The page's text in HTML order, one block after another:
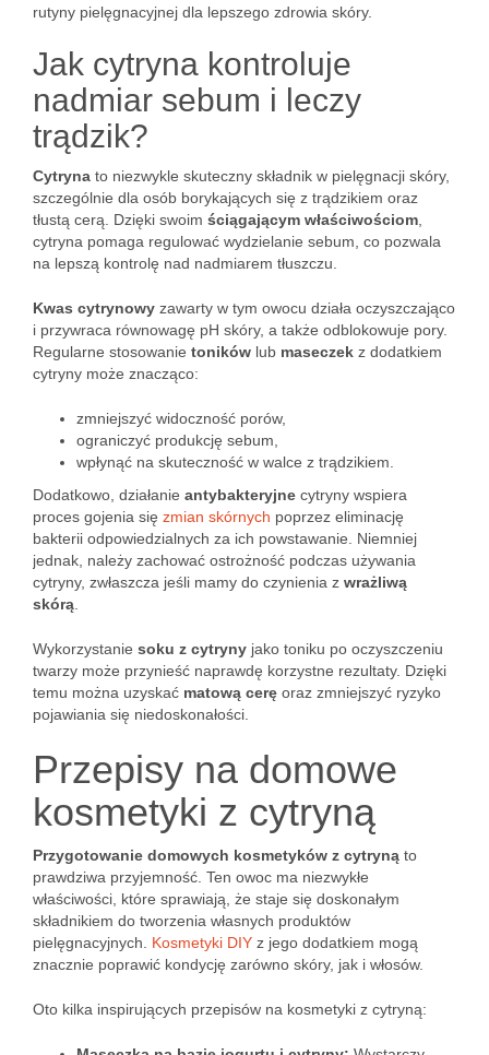
rutyny pielęgnacyjnej dla lepszego zdrowia skóry.
Jak cytryna kontroluje
nadmiar sebum i leczy
trądzik?
Cytryna to niezwykle skuteczny składnik w pielęgnacji skóry,
szczególnie dla osób borykających się z trądzikiem oraz
tłustą cerą. Dzięki swoim ściągającym właściwościom
cytryna pomaga regulować wydzielanie sebum, co pozwala
na lepszą kontrolę nad nadmiarem tłuszczu.
Kwas cytrynowy zawarty w tym owocu działa oczyszczająco
i przywraca równowagę pH skóry, a także odblokowuje pory.
Regularne stosowanie toników lub maseczek z dodatkiem
cytryny może znacząco:
zmniejszyć widoczność porów,
ograniczyć produkcję sebum,
wpłynąć na skuteczność w walce z trądzikiem.
Dodatkowo, działanie antybakteryjne cytryny wspiera
proces gojenia się zmian skórnych poprzez eliminację
bakterii odpowiedzialnych za ich powstawanie. Niemniej
jednak, należy zachować ostrożność podczas używania
cytryny, zwłaszcza jeśli mamy do czynienia z wrażliwą
skórą
Wykorzystanie soku z cytryny jako toniku po oczyszczeniu
twarzy może przynieść naprawdę korzystne rezultaty. Dzięki
temu można uzyskać matową cerę oraz zmniejszyć ryzyko
pojawiania się niedoskonałości.
Przepisy na domowe
kosmetyki z cytryną
Przygotowanie domowych kosmetyków z cytryną to
prawdziwa przyjemność. Ten owoc ma niezwykłe
właściwości, które sprawiają, że staje się doskonałym
składnikiem do tworzenia własnych produktów
pielęgnacyjnych. Kosmetyki DIY z jego dodatkiem mogą
znacznie poprawić kondycję zarówno skóry, jak i włosów.
Oto kilka inspirujących przepisów na kosmetyki z cytryną: